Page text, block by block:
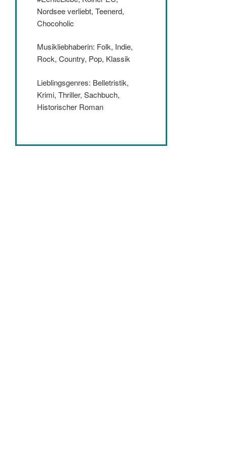
Nordsee verliebt, Teenerd,
Chocoholic
Musikliebhaberin: Folk, Indie,
Rock, Country, Pop, Klassik
Lieblingsgenres: Belletristik,
Krimi, Thriller, Sachbuch,
Historischer Roman